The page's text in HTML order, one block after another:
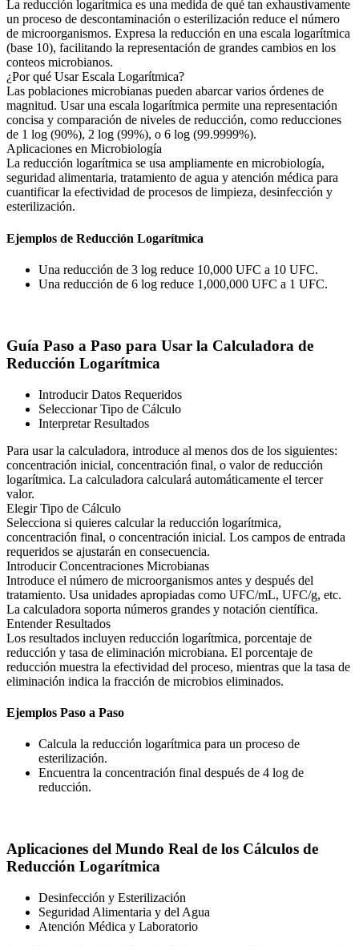
La reducción logarítmica es una medida de qué tan exhaustivamente
un proceso de descontaminación o esterilización reduce el número
de microorganismos. Expresa la reducción en una escala logarítmica
(base 10), facilitando la representación de grandes cambios en los
conteos microbianos.
¿Por qué Usar Escala Logarítmica?
Las poblaciones microbianas pueden abarcar varios órdenes de
magnitud. Usar una escala logarítmica permite una representación
concisa y comparación de niveles de reducción, como reducciones
de 1 log (90%), 2 log (99%), o 6 log (99.9999%).
Aplicaciones en Microbiología
La reducción logarítmica se usa ampliamente en microbiología,
seguridad alimentaria, tratamiento de agua y atención médica para
cuantificar la efectividad de procesos de limpieza, desinfección y
esterilización.
Ejemplos de Reducción Logarítmica
Una reducción de 3 log reduce 10,000 UFC a 10 UFC.
Una reducción de 6 log reduce 1,000,000 UFC a 1 UFC.
Guía Paso a Paso para Usar la Calculadora de
Reducción Logarítmica
Introducir Datos Requeridos
Seleccionar Tipo de Cálculo
Interpretar Resultados
Para usar la calculadora, introduce al menos dos de los siguientes:
concentración inicial, concentración final, o valor de reducción
logarítmica. La calculadora calculará automáticamente el tercer
valor.
Elegir Tipo de Cálculo
Selecciona si quieres calcular la reducción logarítmica,
concentración final, o concentración inicial. Los campos de entrada
requeridos se ajustarán en consecuencia.
Introducir Concentraciones Microbianas
Introduce el número de microorganismos antes y después del
tratamiento. Usa unidades apropiadas como UFC/mL, UFC/g, etc.
La calculadora soporta números grandes y notación científica.
Entender Resultados
Los resultados incluyen reducción logarítmica, porcentaje de
reducción y tasa de eliminación microbiana. El porcentaje de
reducción muestra la efectividad del proceso, mientras que la tasa de
eliminación indica la fracción de microbios eliminados.
Ejemplos Paso a Paso
Calcula la reducción logarítmica para un proceso de
esterilización.
Encuentra la concentración final después de 4 log de
reducción.
Aplicaciones del Mundo Real de los Cálculos de
Reducción Logarítmica
Desinfección y Esterilización
Seguridad Alimentaria y del Agua
Atención Médica y Laboratorio